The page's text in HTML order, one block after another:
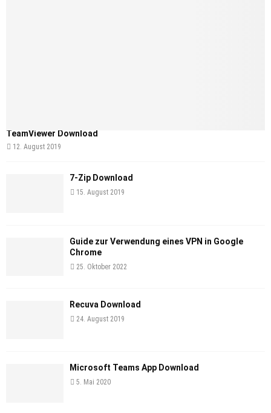
TeamViewer Download
12. August 2019
7-Zip Download
15. August 2019
Guide zur Verwendung eines VPN in Google
Chrome
25. Oktober 2022
Recuva Download
24. August 2019
Microsoft Teams App Download
5. Mai 2020